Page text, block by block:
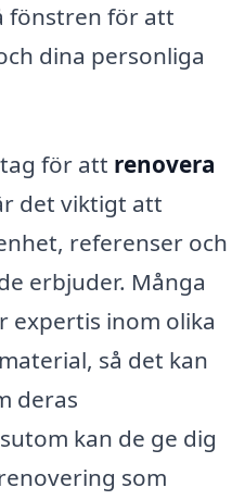
fönstren för att
dina personliga
för att renovera
det viktigt att
referenser och
erbjuder. Många
expertis inom olika
så det kan
deras
kan de ge dig
som